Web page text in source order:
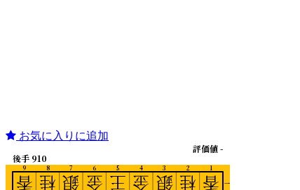
お気に入りに追加
1
2
3
4
5
6
7
8
9
一
後手 910
評価値 -
香
桂
銀
金
王
金
銀
桂
香